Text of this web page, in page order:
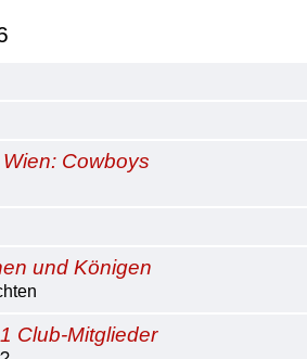
Cowboys
und Königen
Club-Mitglieder